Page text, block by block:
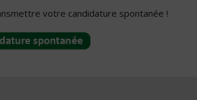
votre candidature spontanée !